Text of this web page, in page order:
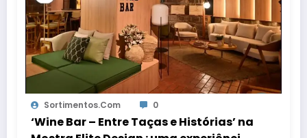
Sortimentos.com 0
‘Wine Bar – Entre Taças e Histórias’ na